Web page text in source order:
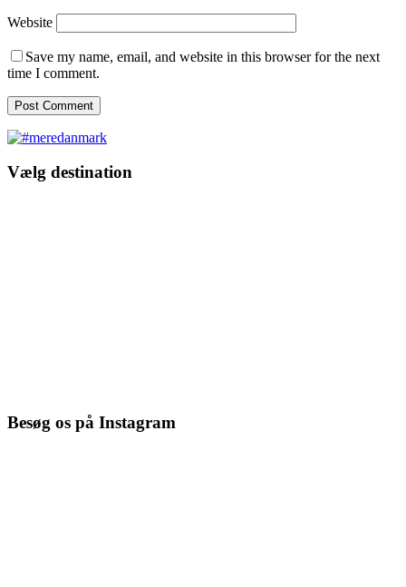
Website
Save my name, email, and website in this browser for the next
time I comment.
Vælg destination
Besøg os på Instagram